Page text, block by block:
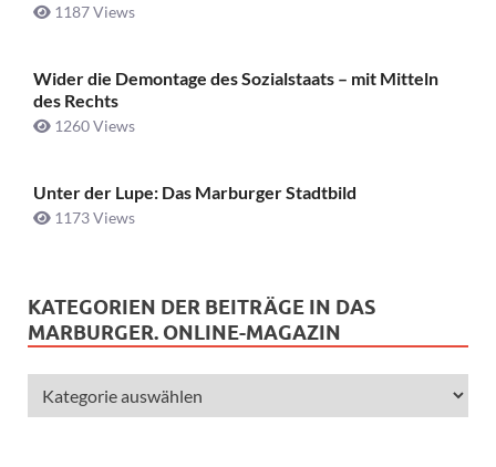
1187 Views
Wider die Demontage des Sozialstaats – mit Mitteln
des Rechts
1260 Views
Unter der Lupe: Das Marburger Stadtbild
1173 Views
KATEGORIEN DER BEITRÄGE IN DAS
MARBURGER. ONLINE-MAGAZIN